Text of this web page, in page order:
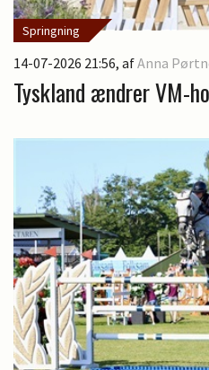
Springning
14-07-2026 21:56, afAnna
Tyskland ændrer VM-